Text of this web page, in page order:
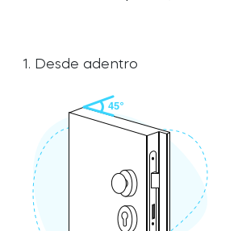
Door Sensor
Door Sensor
1. Desde adentro